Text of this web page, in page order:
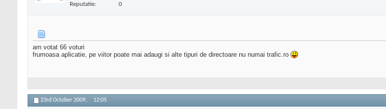
Reputatie: 0
am votat 66 voturi
frumoasa aplicatie, pe viitor poate mai adaugi si alte tipuri de directoare nu numai trafic.ro
23rd October 2009, 12:05